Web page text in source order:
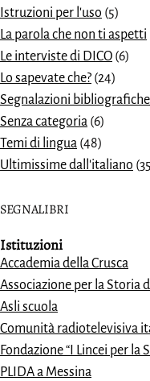
Istruzioni per l'uso (5)
La parola che non ti aspetti
Le interviste di DICO (6)
Lo sapevate che? (24)
Segnalazioni bibliografiche
Senza categoria (6)
Temi di lingua (48)
Ultimissime dall'italiano
SEGNALIBRI
Istituzioni
Accademia della Crusca
Associazione per la Storia
Asli scuola
Comunità radiotelevisiva
Fondazione “I Lincei per la
PLIDA a Messina